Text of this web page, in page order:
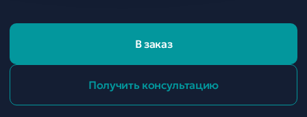
В заказ
Получить консультацию